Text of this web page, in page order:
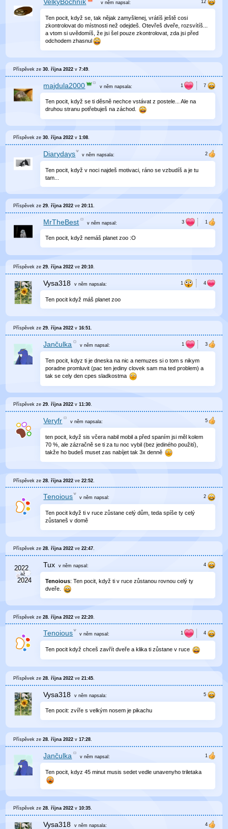
VelkýBochník v něm napsal:
Ten pocit, když se, tak nějak zamyšlenej, vrátíš ještě cosi
zkontrolovat do místnosti než odejdeš. Otevřeš dveře, rozsvítíš...
a vtom si uvědomíš, že jsi šel pouze zkontrolovat, zda jsi před
odchodem zhasnul
Příspěvek ze30. října 2022 v7:49
majdula2000 v něm napsala:
Ten pocit, když se ti děsně nechce vstávat z postele... Ale na
druhou stranu potřebuješ na záchod.
Příspěvek ze30. října 2022 v1:08.
Diarydays v něm napsala:
Ten pocit, když v noci najdeš motivaci, ráno se vzbudíš a je tu
tam...
Příspěvek ze29. října 2022 ve20:11
MrTheBest v němnapsal:
Ten pocit, když nemáš planet zoo :O
Příspěvek ze29. října 2022 ve20:10.
Vysa318 v něm napsala:
Ten pocit když máš planet zoo
Příspěvek ze29. října 2022 v16:51.
Jančulka v němnapsal:
Ten pocit, kdyz ti je dneska na nic a nemuzes si o tom s nikym
poradne promluvit (pac ten jediny clovek sam ma ted problem) a
tak se cely den cpes sladkostma
Příspěvek ze29. října 2022 v11:30.
Veryfr v němnapsala:
ten pocit, když sis včera nabil mobil a před spaním jsi měl kolem
70 %, ale zázračně se ti za tu noc vybil (bez jediného použití),
takže ho budeš muset zas nabíjet tak 3x denně
Příspěvek ze28. října 2022 ve22:52
Tenoious v něm napsal:
Ten pocit když ti v ruce zůstane celý dům, teda spíše ty celý
zůstaneš v domě
Příspěvek ze28. října 2022 ve22:47.
Tux v něm napsal:
Tenoious: Ten pocit, když ti v ruce zůstanou rovnou celý ty
dveře.
Příspěvek ze28. října 2022 ve22:20
Tenoious v něm napsal:
Ten pocit když chceš zavřít dveře a klika ti zůstane v ruce
Příspěvek ze28. října 2022 ve21:45
Vysa318 v něm napsala:
Ten pocit: zvíře s velkým nosem je pikachu
Příspěvek ze28. října 2022 v17:28.
Jančulka v němnapsal:
Ten pocit, kdyz 45 minut musis sedet vedle unavenyho triletaka
Příspěvek ze28. října 2022 v10:35
Vysa318 v něm napsala: